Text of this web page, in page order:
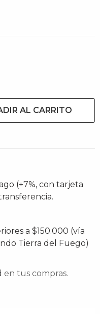
AL CARRITO
(+7%, con tarjeta
a $150.000 (vía
Tierra del Fuego)
en tus compras.